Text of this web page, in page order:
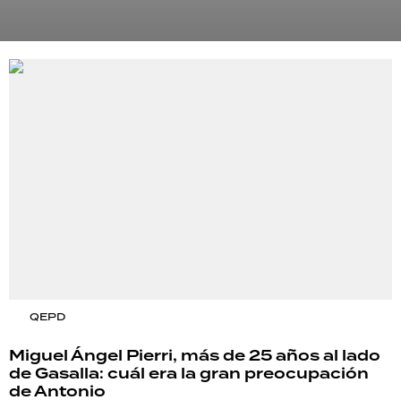
QEPD
Miguel Ángel Pierri, más de 25 años al lado
de Gasalla: cuál era la gran preocupación
de Antonio